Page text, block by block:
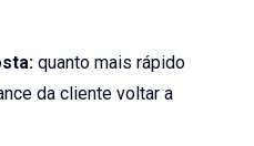
quanto mais rápido
da cliente voltar a